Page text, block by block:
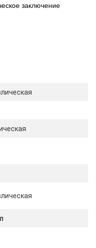
заключение